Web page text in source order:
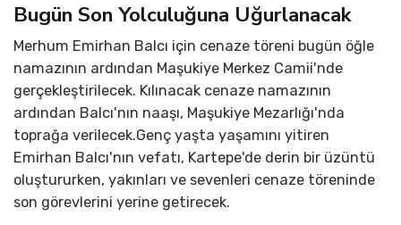
Bugün Son Yolculuğuna Uğurlanacak
Merhum Emirhan Balcı için cenaze töreni bugün öğle
namazının ardından Maşukiye Merkez Camii'nde
gerçekleştirilecek. Kılınacak cenaze namazının
ardından Balcı'nın naaşı, Maşukiye Mezarlığı'nda
toprağa verilecek.Genç yaşta yaşamını yitiren
Emirhan Balcı'nın vefatı, Kartepe'de derin bir üzüntü
oluştururken, yakınları ve sevenleri cenaze töreninde
son görevlerini yerine getirecek.